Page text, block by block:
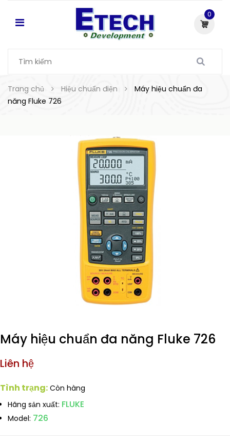
0
Trang chủ Hiệu chuẩn điện
Máy hiệu chuẩn đa
năng Fluke 726
Máy hiệu chuẩn đa năng Fluke 726
Liên hệ
Tình trạng: Còn hàng
Hãng sản xuất: FLUKE
Model: 726